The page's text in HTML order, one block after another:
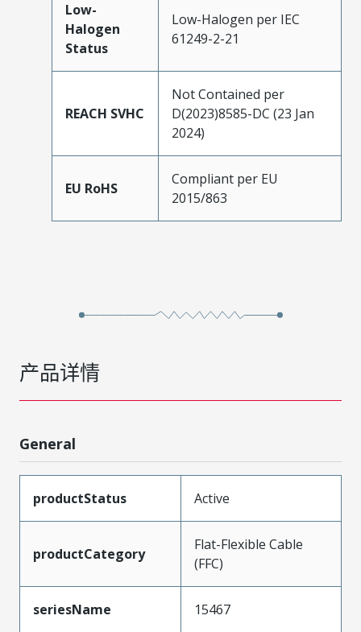
Low-
Halogen
Status
Low-Halogen per IEC
61249-2-21
REACH SVHC
Not Contained per
D(2023)8585-DC (23 Jan
2024)
EU RoHS
Compliant per EU
2015/863
产品详情
General
productStatus Active
productCategory
Flat-Flexible Cable
(FFC)
seriesName 15467